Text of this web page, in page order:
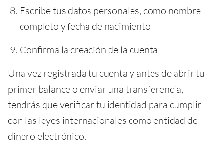
Escribe tus datos personales, como nombre
completo y fecha de nacimiento
Confirma la creación de la cuenta
Una vez registrada tu cuenta y antes de abrir tu
primer balance o enviar una transferencia,
tendrás que verificar tu identidad para cumplir
con las leyes internacionales como entidad de
dinero electrónico.